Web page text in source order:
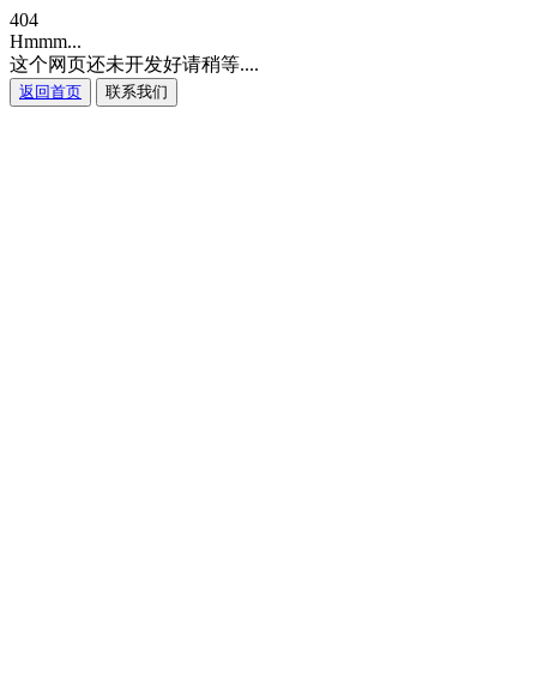
404
Hmmm...
这个网页还未开发好请稍等....
返回首页 联系我们